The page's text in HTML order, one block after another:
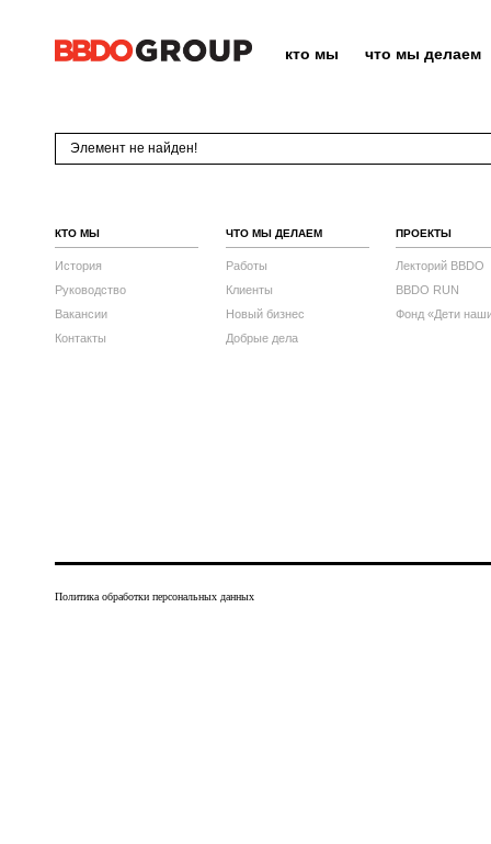
кто мы что мы делаем
Элемент не найден!
КТО МЫ
История
Руководство
Вакансии
Контакты
ЧТО МЫ ДЕЛАЕМ
Работы
Клиенты
Новый бизнес
Добрые дела
ПРОЕКТЫ
Лекторий BBDO
BBDO RUN
Фонд «Дети
Политика обработки персональных данных